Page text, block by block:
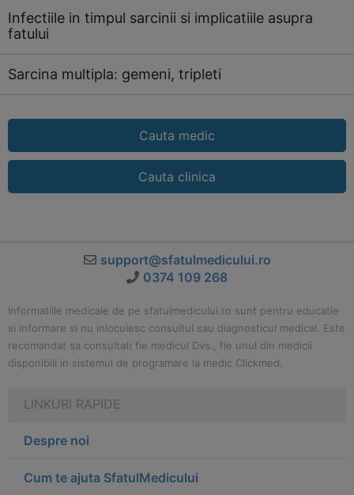
Infectiile in timpul sarcinii si implicatiile asupra
fatului
Sarcina multipla: gemeni, tripleti
Cauta medic
Cauta clinica
support@sfatulmedicului.ro
0374 109 268
Informatiile medicale de pe sfatulmedicului.ro sunt pentru educatie
si informare si nu inlocuiesc consultul sau diagnosticul medical. Este
recomandat sa consultati fie medicul Dvs., fie unul din medicii
disponibili in sistemul de programare la medic Clickmed.
LINKURI RAPIDE
Despre noi
Cum te ajuta SfatulMedicului